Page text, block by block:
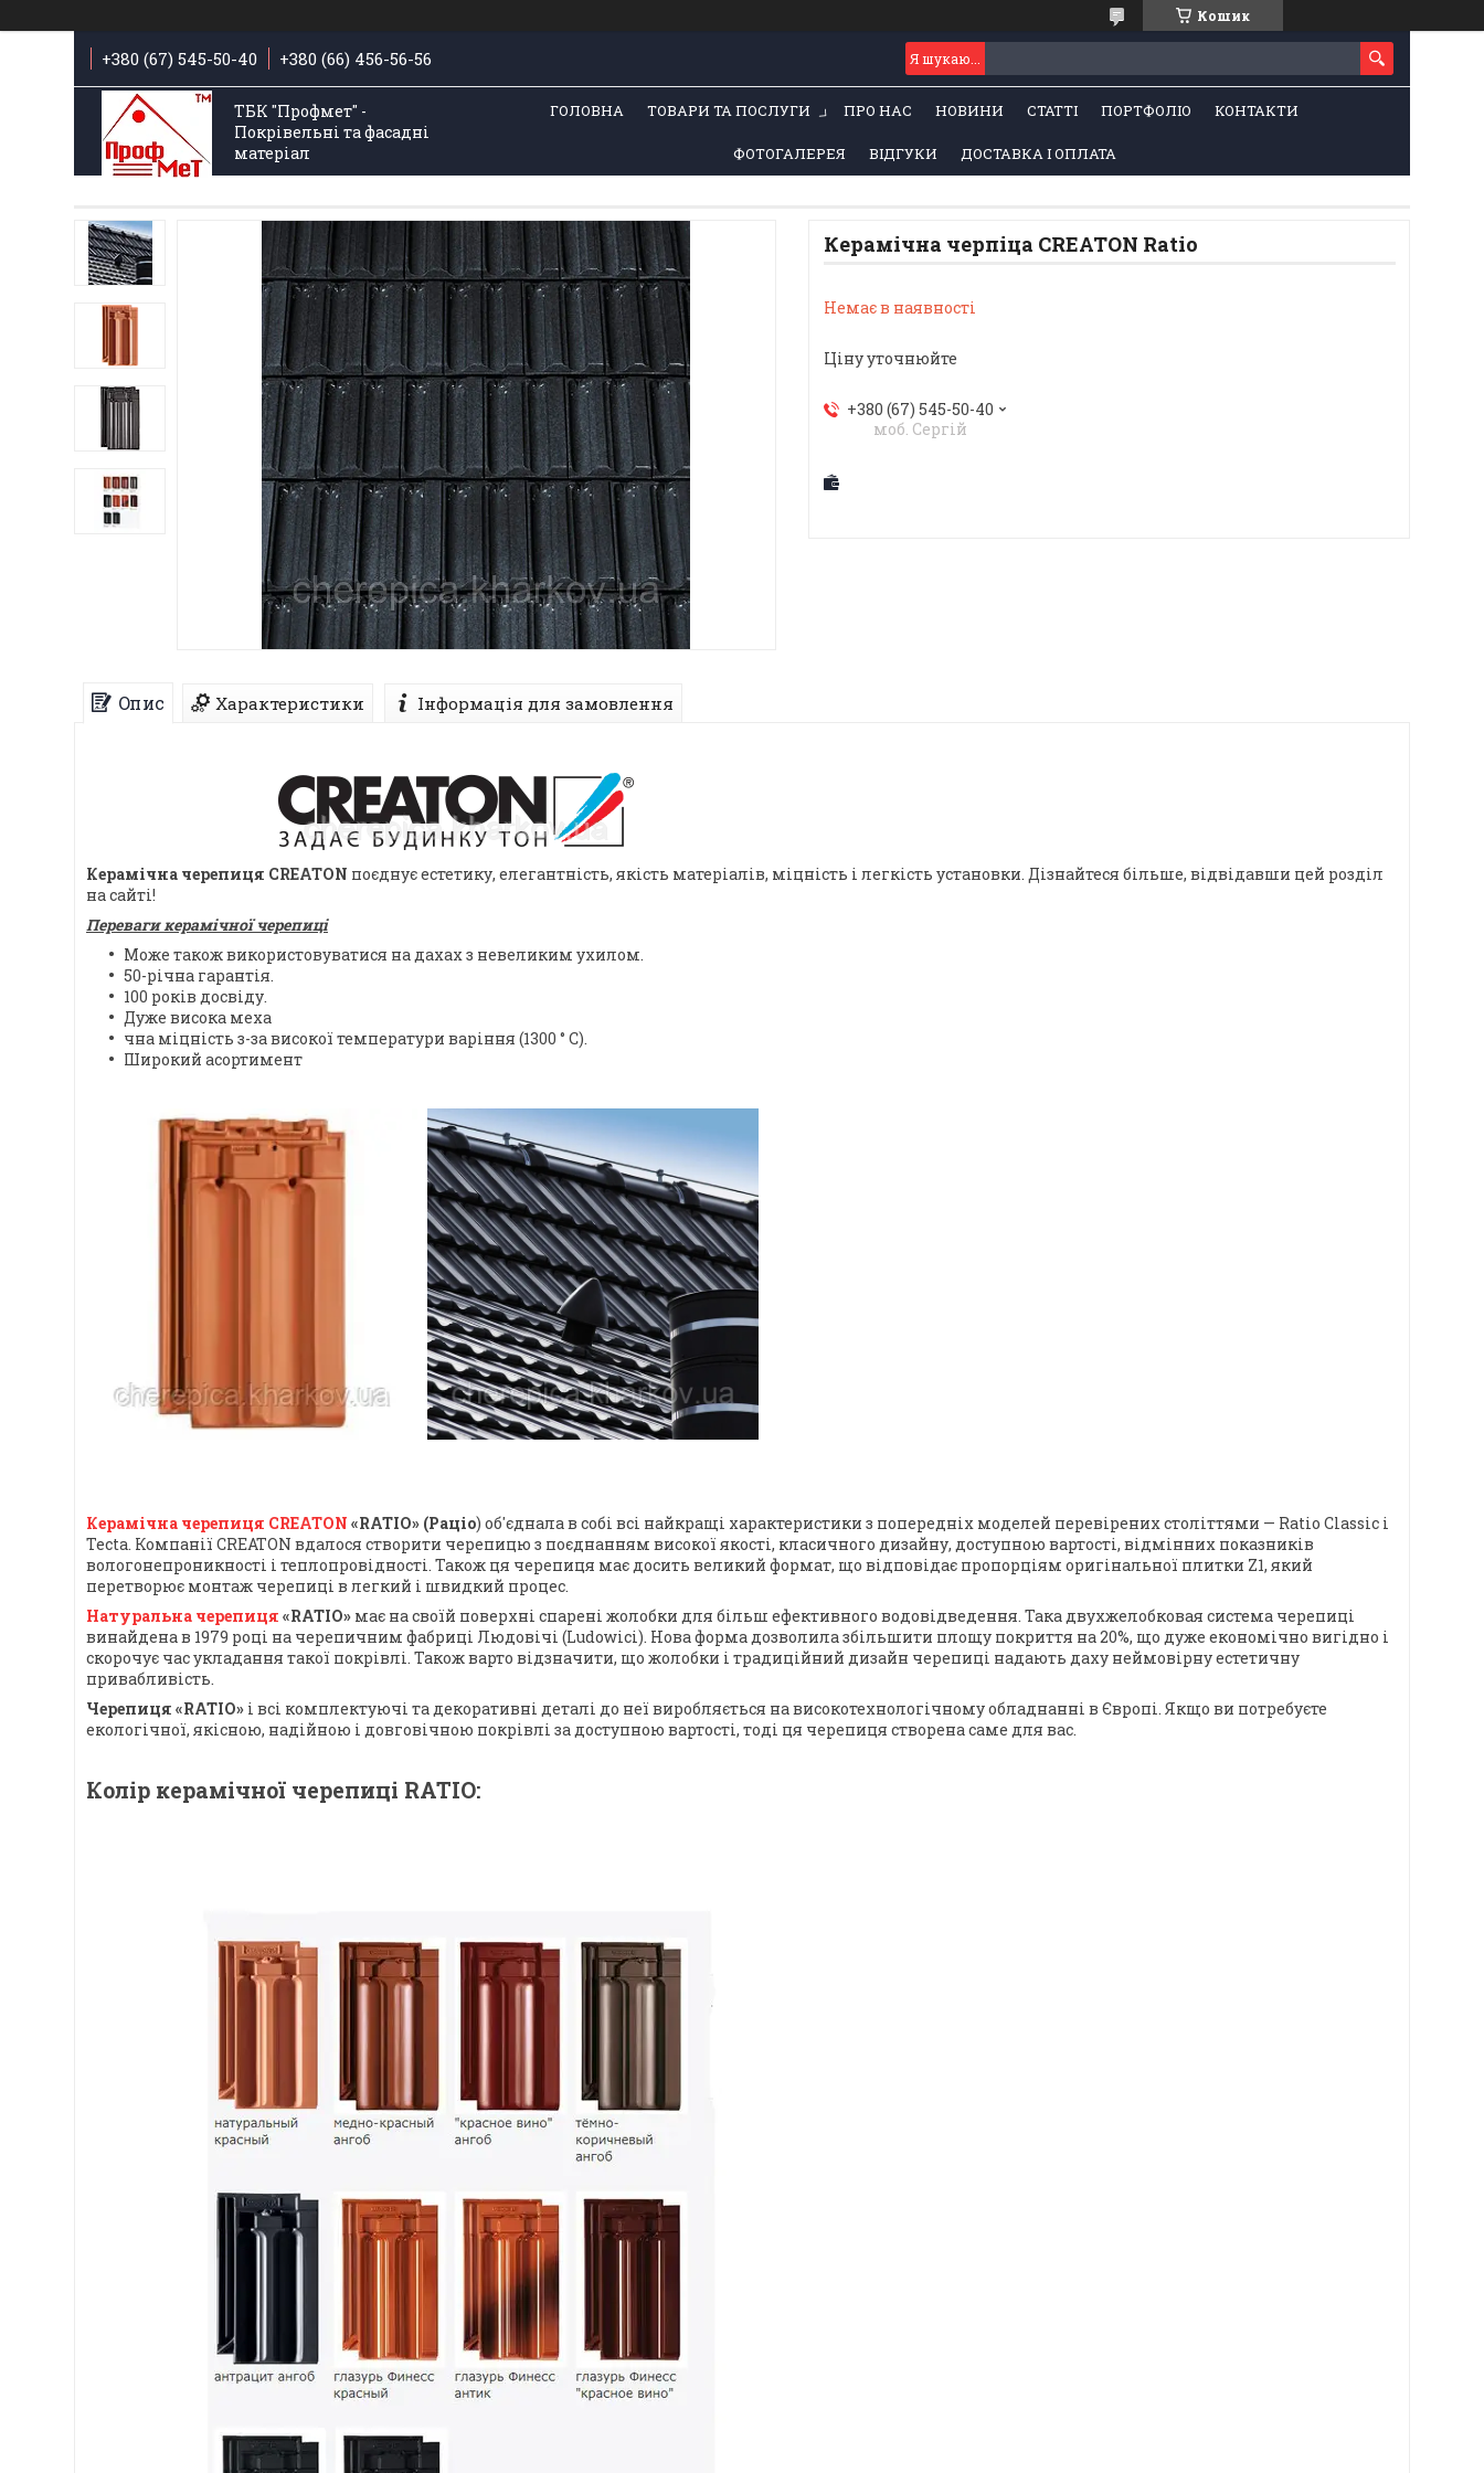
Кошик
+380 (67) 545-50-40 +380 (66) 456-56-56
ТБК "Профмет" -
Покрівельні та фасадні
матеріал
ГОЛОВНА ТОВАРИ ТА ПОСЛУГИ ПРО НАС НОВИНИ СТАТТІ ПОРТФОЛІО КОНТАКТИ
ФОТОГАЛЕРЕЯ ВІДГУКИ ДОСТАВКА І ОПЛАТА
Керамічна черпіца CREATON Ratio
Немає в наявності
Ціну уточнюйте
+380 (67) 545-50-40
моб. Сергій
Опис Характеристики Інформація для замовлення
Керамічна черепиця CREATON поєднує естетику, елегантність, якість матеріалів, міцність і легкість установки. Дізнайтеся більше, відвідавши цей розділ
на сайті!
Переваги керамічної черепиці
Може також використовуватися на дахах з невеликим ухилом.
50-річна гарантія.
100 років досвіду.
Дуже висока меха
чна міцність з-за високої температури варіння (1300 ° C).
Широкий асортимент
Керамічна черепиця СREATON «RATIO» (Раціо) об'єднала в собі всі найкращі характеристики з попередніх моделей перевірених століттями — Ratio Classic і
Tecta. Компанії CREATON вдалося створити черепицю з поєднанням високої якості, класичного дизайну, доступною вартості, відмінних показників
вологонепроникності і теплопровідності. Також ця черепиця має досить великий формат, що відповідає пропорціям оригінальної плитки Z1, який
перетворює монтаж черепиці в легкий і швидкий процес.
Натуральна черепиця «RATIO» має на своїй поверхні спарені жолобки для більш ефективного водовідведення. Така двухжелобковая система черепиці
винайдена в 1979 році на черепичним фабриці Людовічі (Ludowici). Нова форма дозволила збільшити площу покриття на 20%, що дуже економічно вигідно і
скорочує час укладання такої покрівлі. Також варто відзначити, що жолобки і традиційний дизайн черепиці надають даху неймовірну естетичну
привабливість.
Черепиця «RATIO» і всі комплектуючі та декоративні деталі до неї виробляється на високотехнологічному обладнанні в Європі. Якщо ви потребуєте
екологічної, якісною, надійною і довговічною покрівлі за доступною вартості, тоді ця черепиця створена саме для вас.
Колір керамічної черепиці RATIO: